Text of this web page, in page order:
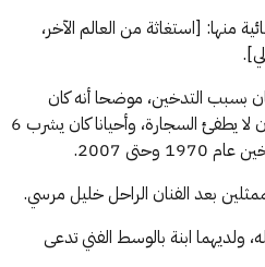
منها: [استغاثة من العالم الآخر،
بسبب التدخين، موضحا أنه كان
يدخن السجائر بشراهة، ويكاد يكون لا يطفئ السجارة، وأحيانا كان يشرب 6
2007.
بعد الفنان الراحل خليل مرسي.
ولديهما ابنة بالوسط الفني تدعى